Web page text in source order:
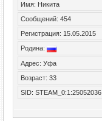
Имя: Никита
Сообщений: 454
Регистрация: 15.05.2015
Родина:
Адрес: Уфа
Возраст: 33
SID: STEAM_0:1:25052036